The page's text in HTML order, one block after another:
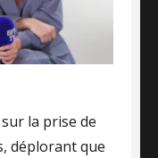
sur la prise de
déplorant que